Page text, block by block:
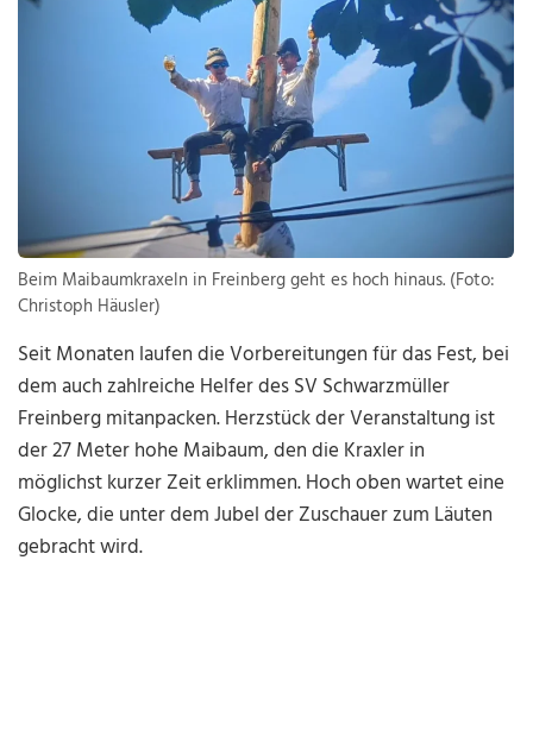
Beim Maibaumkraxeln in Freinberg geht es hoch hinaus. (Foto:
Christoph Häusler)
Seit Monaten laufen die Vorbereitungen für das Fest, bei
dem auch zahlreiche Helfer des SV Schwarzmüller
Freinberg mitanpacken. Herzstück der Veranstaltung ist
der 27 Meter hohe Maibaum, den die Kraxler in
möglichst kurzer Zeit erklimmen. Hoch oben wartet eine
Glocke, die unter dem Jubel der Zuschauer zum Läuten
gebracht wird.